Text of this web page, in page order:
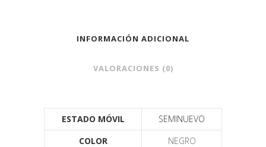
INFORMACIÓN ADICIONAL
VALORACIONES (0)
ESTADO MÓVIL
SEMINUEVO
COLOR
NEGRO